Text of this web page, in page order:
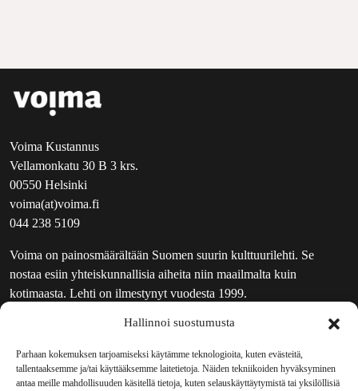
Hallinnoi suostumusta
Parhaan kokemuksen tarjoamiseksi käytämme teknologioita, kuten evästeitä,
tallentaaksemme ja/tai käyttääksemme laitetietoja. Näiden tekniikoiden hyväksyminen
antaa meille mahdollisuuden käsitellä tietoja, kuten selauskäyttäytymistä tai yksilöllisiä
Voima Kustannus
Vellamonkatu 30 B 3 krs.
00550 Helsinki
voima(at)voima.fi
044 238 5109
Voima on painosmäärältään Suomen suurin kulttuurilehti. Se
nostaa esiin yhteiskunnallisia aiheita niin maailmalta kuin
kotimaasta. Lehti on ilmestynyt vuodesta 1999.
UUTISKIRJE
MAINOSTAJILLE